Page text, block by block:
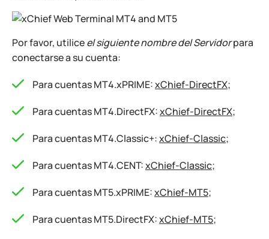
Por favor, utiliceel siguiente nombre del Servidorpara
conectarse a su cuenta:
Para cuentas MT4.xPRIME:xChief-DirectFX;
Para cuentas MT4.DirectFX:xChief-DirectFX;
Para cuentas MT4.Classic+:xChief-Classic;
Para cuentas MT4.CENT:xChief-Classic;
Para cuentas MT5.xPRIME:xChief-MT5;
Para cuentas MT5.DirectFX:xChief-MT5;